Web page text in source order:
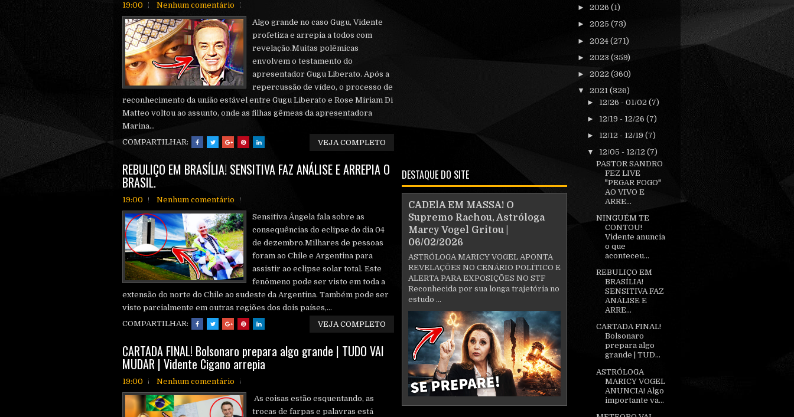
19:00
Nenhum comentário
Algo grande no caso Gugu, Vidente
profetiza e arrepia a todos com
revelação.Muitas polêmicas
envolvem o testamento do
apresentador Gugu Liberato. Após a
repercussão de vídeo, o processo de
reconhecimento da união estável entre Gugu Liberato e Rose Miriam Di
Matteo voltou ao assunto, onde as filhas gêmeas da apresentadora
Marina...
COMPARTILHAR:
VEJA COMPLETO
REBULIÇO EM BRASÍLIA! SENSITIVA FAZ ANÁLISE E ARREPIA O
BRASIL.
19:00
Nenhum comentário
Sensitiva Ângela fala sobre as
consequências do eclipse do dia 04
de dezembro.Milhares de pessoas
foram ao Chile e Argentina para
assistir ao eclipse solar total. Este
fenômeno pode ser visto em toda a
extensão do norte do Chile ao sudeste da Argentina. Também pode ser
visto parcialmente em outras regiões dos dois países,...
COMPARTILHAR:
VEJA COMPLETO
CARTADA FINAL! Bolsonaro prepara algo grande | TUDO VAI
MUDAR | Vidente Cigano arrepia
19:00
Nenhum comentário
As coisas estão esquentando, as
trocas de farpas e palavras está
DESTAQUE DO SITE
CADElA EM MASSA! O
Supremo Rachou, Astróloga
Marcy Vogel Gritou |
06/02/2026
ASTRÓLOGA MARICY VOGEL APONTA
REVELAÇÕES NO CENÁRIO POLÍTICO E
ALERTA PARA EXPOSIÇÕES NO STF
Reconhecida por sua longa trajetória no
estudo ...
► 2026 (1)
► 2025 (73)
► 2024 (271)
► 2023 (359)
► 2022 (360)
▼ 2021 (326)
► 12/26 - 01/02 (7)
► 12/19 - 12/26 (7)
► 12/12 - 12/19 (7)
▼ 12/05 - 12/12 (7)
PASTOR SANDRO
FEZ LIVE
"PEGAR FOGO"
AO VIVO E
ARRE...
NINGUÉM TE
CONTOU!
Vidente anuncia
o que
aconteceu...
REBULIÇO EM
BRASÍLIA!
SENSITIVA FAZ
ANÁLISE E
ARRE...
CARTADA FINAL!
Bolsonaro
prepara algo
grande | TUD...
ASTRÓLOGA
MARICY VOGEL
ANUNCIA! Algo
importante va...